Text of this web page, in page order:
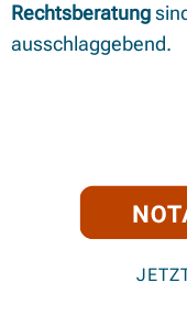
Rechtsberatung
ausschlaggebend.